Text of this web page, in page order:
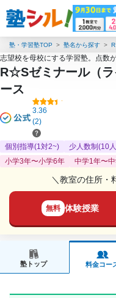
塾・学習塾TOP 塾名から探す
志望校を母校にする学習塾。点数
R☆Sゼミナール（ラ
ース
3.36
(2)
個別指導(1対2~) 少人数制(10
小学3年〜小学6年
中学1年〜
＼教室の住所・
無料 体験授業
塾トップ 料金コー